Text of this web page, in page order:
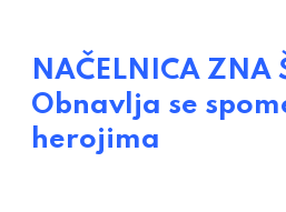
NAČELNICA ZNA
Obnavlja se
herojima